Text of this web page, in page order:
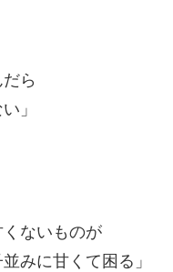
だら
」
くないものが
みに甘くて困る」